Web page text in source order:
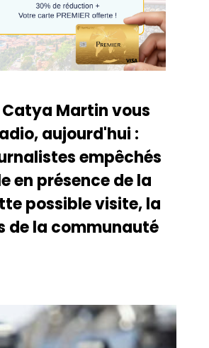
Martin vous
aujourd'hui :
empêchés
en présence de la
possible visite, la
de la communauté